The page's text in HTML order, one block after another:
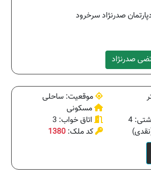
صدرنژاد سرخرود
صدرنژاد
موقعیت: ساحلی
مسکونی
4
اتاق خواب: 3
کد ملک: 1380